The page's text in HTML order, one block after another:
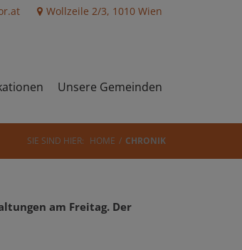
Wollzeile 2/3, 1010 Wien
Unsere Gemeinden
SIE SIND HIER: HOME CHRONIK
am Freitag. Der